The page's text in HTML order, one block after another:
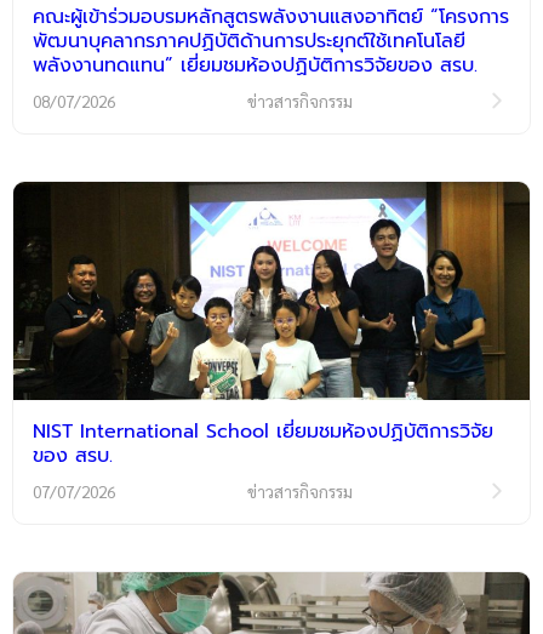
คณะผู้เข้าร่วมอบรมหลักสูตรพลังงานแสงอาทิตย์ “โครงการ
พัฒนาบุคลากรภาคปฏิบัติด้านการประยุกต์ใช้เทคโนโลยี
พลังงานทดแทน” เยี่ยมชมห้องปฏิบัติการวิจัยของ สรบ.
08/07/2026 ข่าวสารกิจกรรม
NIST International School เยี่ยมชมห้องปฏิบัติการวิจัย
ของ สรบ.
07/07/2026 ข่าวสารกิจกรรม